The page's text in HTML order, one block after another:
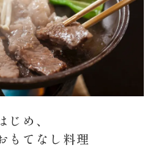
め、
もてなし料理